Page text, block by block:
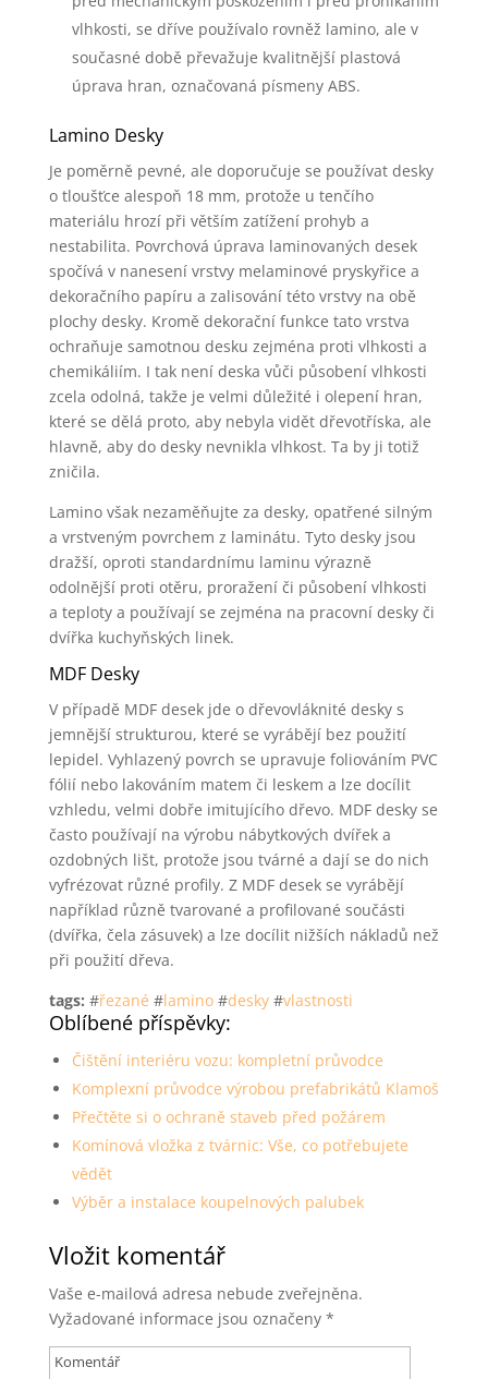
vlhkosti, se dříve používalo rovněž lamino, ale v
současné době převažuje kvalitnější plastová
úprava hran, označovaná písmeny ABS.
Lamino Desky
Je poměrně pevné, ale doporučuje se používat desky
o tloušťce alespoň 18 mm, protože u tenčího
materiálu hrozí při větším zatížení prohyb a
nestabilita. Povrchová úprava laminovaných desek
spočívá v nanesení vrstvy melaminové pryskyřice a
dekoračního papíru a zalisování této vrstvy na obě
plochy desky. Kromě dekorační funkce tato vrstva
ochraňuje samotnou desku zejména proti vlhkosti a
chemikáliím. I tak není deska vůči působení vlhkosti
zcela odolná, takže je velmi důležité i olepení hran,
které se dělá proto, aby nebyla vidět dřevotříska, ale
hlavně, aby do desky nevnikla vlhkost. Ta by ji totiž
zničila.
Lamino však nezaměňujte za desky, opatřené silným
a vrstveným povrchem z laminátu. Tyto desky jsou
dražší, oproti standardnímu laminu výrazně
odolnější proti otěru, proražení či působení vlhkosti
a teploty a používají se zejména na pracovní desky či
dvířka kuchyňských linek.
MDF Desky
V případě MDF desek jde o dřevovláknité desky s
jemnější strukturou, které se vyrábějí bez použití
lepidel. Vyhlazený povrch se upravuje foliováním PVC
fólií nebo lakováním matem či leskem a lze docílit
vzhledu, velmi dobře imitujícího dřevo. MDF desky se
často používají na výrobu nábytkových dvířek a
ozdobných lišt, protože jsou tvárné a dají se do nich
vyfrézovat různé profily. Z MDF desek se vyrábějí
například různě tvarované a profilované součásti
(dvířka, čela zásuvek) a lze docílit nižších nákladů než
při použití dřeva.
tags: #řezané #lamino#desky#vlastnosti
Oblíbené příspěvky:
Čištění interiéru vozu: kompletní průvodce
Komplexní průvodce výrobou prefabrikátů Klamoš
Přečtěte si o ochraně staveb před požárem
Komínová vložka z tvárnic: Vše, co potřebujete
vědět
Výběr a instalace koupelnových palubek
Vložit komentář
Vaše e-mailová adresa nebude zveřejněna.
Vyžadované informace jsou označeny *